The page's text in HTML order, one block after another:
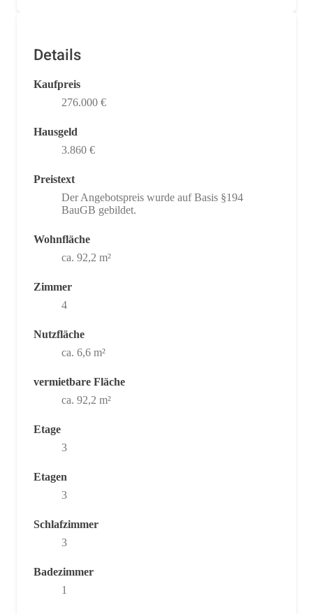
Details
Kaufpreis
276.000 €
Hausgeld
3.860 €
Preistext
Der Angebotspreis wurde auf Basis §194
BauGB gebildet.
Wohnfläche
ca. 92,2 m²
Zimmer
4
Nutzfläche
ca. 6,6 m²
vermietbare Fläche
ca. 92,2 m²
Etage
3
Etagen
3
Schlafzimmer
3
Badezimmer
1